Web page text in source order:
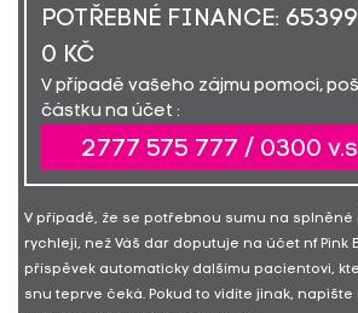
POTŘEBNÉ FINANCE:
0 KČ
V případě vašeho zájmu pomoci,
částku na účet :
2777 575 777 / 0300
V případě, že se potřebnou sumu na
rychleji, než Váš dar doputuje na účet nf Pink
příspěvek automaticky dalšímu pacientovi,
snu teprve čeká. Pokud to vidíte jinak, napište